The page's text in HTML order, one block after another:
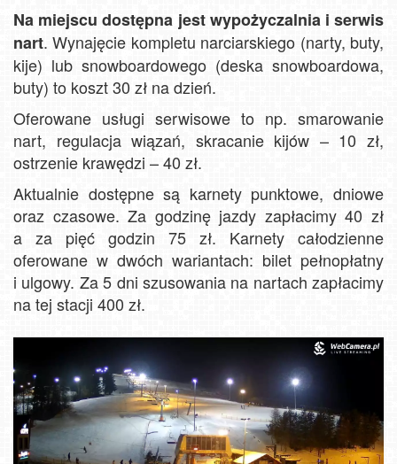
Na miejscu dostępna jest wypożyczalnia i serwis
nart. Wynajęcie kompletu narciarskiego (narty, buty,
kije) lub snowboardowego (deska snowboardowa,
buty) to koszt 30 zł na dzień.
Oferowane usługi serwisowe to np. smarowanie
nart, regulacja wiązań, skracanie kijów – 10 zł,
ostrzenie krawędzi – 40 zł.
Aktualnie dostępne są karnety punktowe, dniowe
oraz czasowe. Za godzinę jazdy zapłacimy 40 zł
a za pięć godzin 75 zł. Karnety całodzienne
oferowane w dwóch wariantach: bilet pełnopłatny
i ulgowy. Za 5 dni szusowania na nartach zapłacimy
na tej stacji 400 zł.